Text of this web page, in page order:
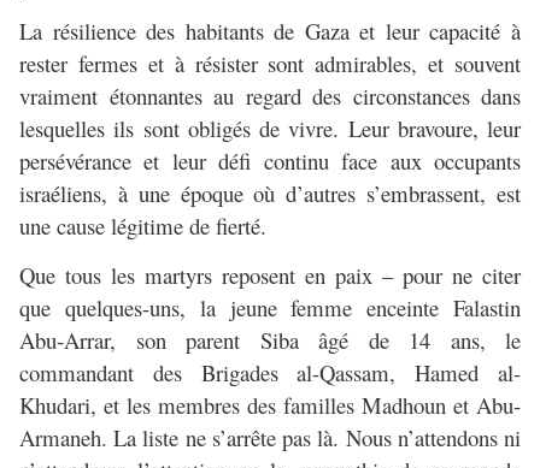
La résilience des habitants de Gaza et leur capacité à
rester fermes et à résister sont admirables, et souvent
vraiment étonnantes au regard des circonstances dans
lesquelles ils sont obligés de vivre. Leur bravoure, leur
persévérance et leur défi continu face aux occupants
israéliens, à une époque où d’autres s’embrassent, est
une cause légitime de fierté.
Que tous les martyrs reposent en paix – pour ne citer
que quelques-uns, la jeune femme enceinte Falastin
Abu-Arrar, son parent Siba âgé de 14 ans, le
commandant des Brigades al-Qassam, Hamed al-
Khudari, et les membres des familles Madhoun et Abu-
Armaneh. La liste ne s’arrête pas là. Nous n’attendons ni